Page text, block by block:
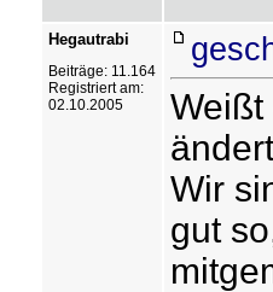
Hegautrabi
Beiträge: 11.164
Registriert am:
02.10.2005
Weißt
Wir
gut